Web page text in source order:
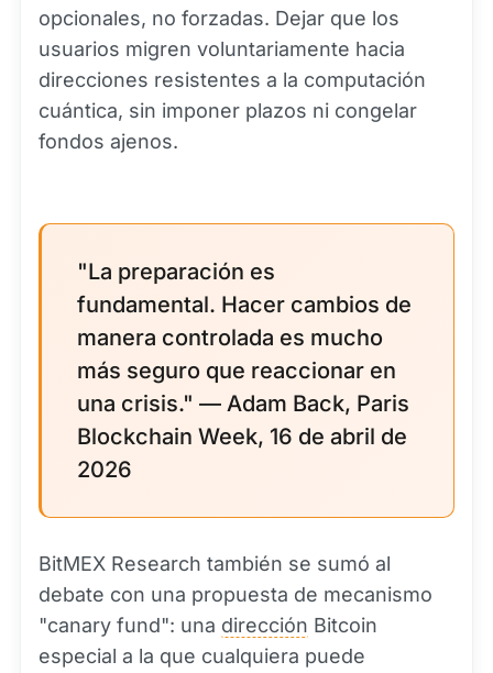
opcionales, no forzadas. Dejar que los
usuarios migren voluntariamente hacia
direcciones resistentes a la computación
cuántica, sin imponer plazos ni congelar
fondos ajenos.
"La preparación es
fundamental. Hacer cambios de
manera controlada es mucho
más seguro que reaccionar en
una crisis." — Adam Back, Paris
Blockchain Week, 16 de abril de
2026
BitMEX Research también se sumó al
debate con una propuesta de mecanismo
"canary fund": una dirección Bitcoin
especial a la que cualquiera puede